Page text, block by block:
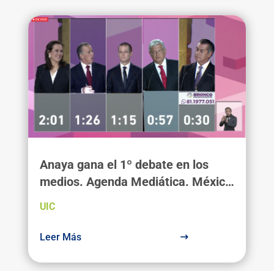
Anaya gana el 1º debate en los
medios. Agenda Mediática. México
UIC
Leer Más